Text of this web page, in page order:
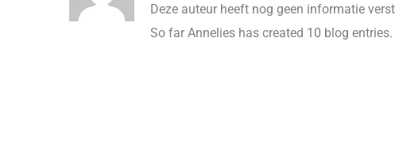
Deze auteur heeft nog geen informatie
So far Annelies has created 10 blog entries.